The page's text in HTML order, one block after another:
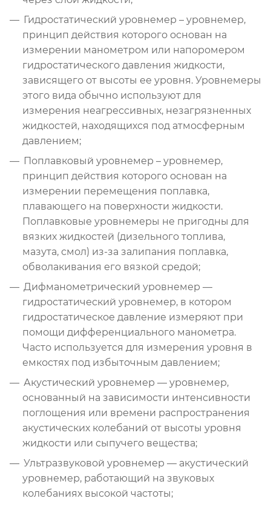
Гидростатический уровнемер – уровнемер,
принцип действия которого основан на
измерении манометром или напоромером
гидростатического давления жидкости,
зависящего от высоты ее уровня. Уровнемеры
этого вида обычно используют для
измерения неагрессивных, незагрязненных
жидкостей, находящихся под атмосферным
давлением;
Поплавковый уровнемер – уровнемер,
принцип действия которого основан на
измерении перемещения поплавка,
плавающего на поверхности жидкости.
Поплавковые уровнемеры не пригодны для
вязких жидкостей (дизельного топлива,
мазута, смол) из-за залипания поплавка,
обволакивания его вязкой средой;
Дифманометрический уровнемер —
гидростатический уровнемер, в котором
гидростатическое давление измеряют при
помощи дифференциального манометра.
Часто используется для измерения уровня в
емкостях под избыточным давлением;
Акустический уровнемер — уровнемер,
основанный на зависимости интенсивности
поглощения или времени распространения
акустических колебаний от высоты уровня
жидкости или сыпучего вещества;
Ультразвуковой уровнемер — акустический
уровнемер, работающий на звуковых
колебаниях высокой частоты;